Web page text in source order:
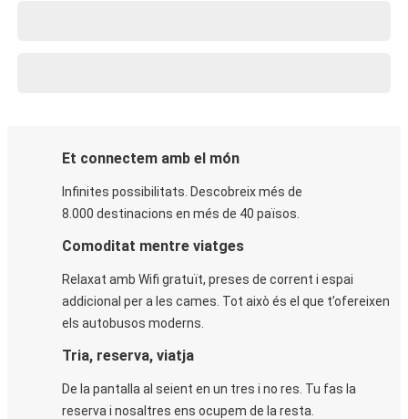
Et connectem amb el món
Infinites possibilitats. Descobreix més de
8.000 destinacions en més de 40 països.
Comoditat mentre viatges
Relaxat amb Wifi gratuït, preses de corrent i espai
addicional per a les cames. Tot això és el que t’ofereixen
els autobusos moderns.
Tria, reserva, viatja
De la pantalla al seient en un tres i no res. Tu fas la
reserva i nosaltres ens ocupem de la resta.